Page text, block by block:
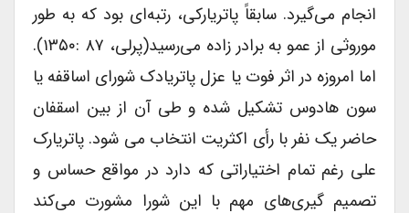
انجام می‌گیرد. سابقاً پاتریارکی، رتبه‌ای بود که به طور
موروثی از عمو به برادر زاده می‌رسید(پرلی، ۸۷‌ :۱۳۵۰).
اما امروزه در اثر فوت یا عزل پاتریادک شورای اساقفه یا
سون هادوس تشکیل شده و طی آن از بین اسقفان
حاضر یک نفر با رأی اکثریت انتخاب می شود. پاتریارک
علی رغم تمام اختیاراتی که دارد در مواقع حساس و
تصمیم گیری‌های مهم با این شورا مشورت می‌کند